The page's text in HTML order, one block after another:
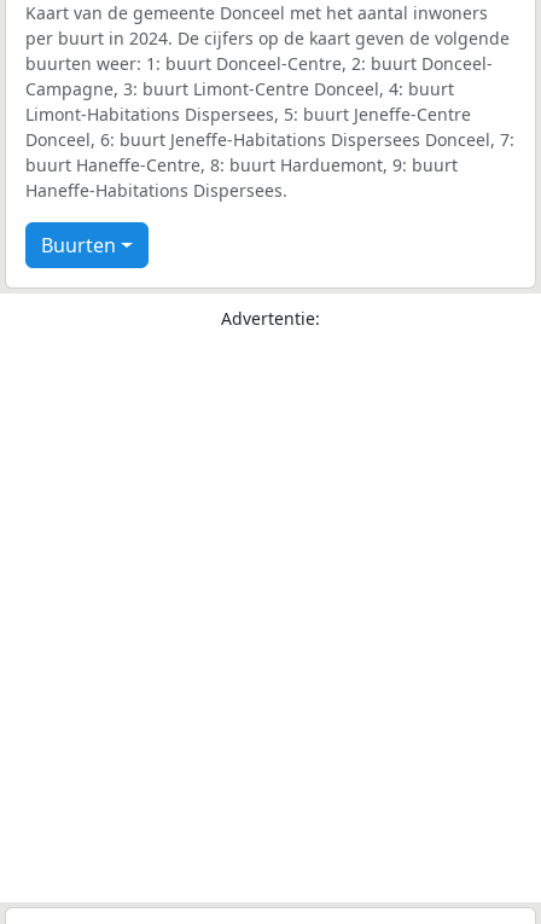
Kaart van de gemeente Donceel met het aantal inwoners
per buurt in 2024. De cijfers op de kaart geven de volgende
buurten weer: 1: buurt Donceel-Centre, 2: buurt Donceel-
Campagne, 3: buurt Limont-Centre Donceel, 4: buurt
Limont-Habitations Dispersees, 5: buurt Jeneffe-Centre
Donceel, 6: buurt Jeneffe-Habitations Dispersees Donceel, 7:
buurt Haneffe-Centre, 8: buurt Harduemont, 9: buurt
Haneffe-Habitations Dispersees.
Buurten
Advertentie: